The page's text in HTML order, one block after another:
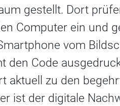
gestellt. Dort
Computer ein und
vom
den Code
aktuell zu den
ist der digitale